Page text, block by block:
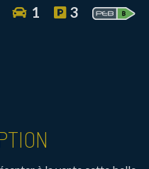
1 3